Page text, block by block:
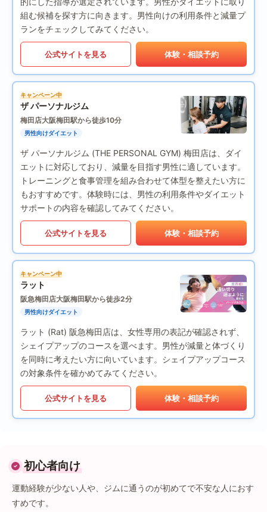
組む候補を探す方に向きます。男性向けの利用条件と減量プ
ランをチェックしてみてください。
公式サイトを見る 体験・相談予約
キャンペーン中
ザ パーソナルジム
梅田店大阪梅田駅から徒歩10分
男性向けダイエット
ザ パーソナルジム (THE PERSONAL GYM) 梅田店は、ダイ
エットに対応しており、減量を目指す男性に適しています。
トレーニングと食事管理を組み合わせて体型を整えたい方に
もおすすめです。体験時には、男性の利用条件やダイエット
サポートの内容を確認してみてください。
公式サイトを見る 体験・相談予約
キャンペーン中
ラット
阪急梅田店大阪梅田駅から徒歩2分
男性向けダイエット
ラット (Rat) 阪急梅田店は、女性専用の表記が確認されず、
シェイプアップのコースを選べます。男性が減量と体づくり
を同時に考えたい方に向いています。シェイプアップコース
の対象条件を確かめてみてください。
公式サイトを見る 体験・相談予約
初心者向け
運動経験が少ない人や、ジムに通うのが初めてで不安な人におす
すめです。